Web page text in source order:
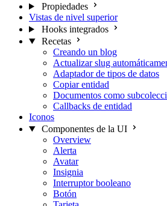
Propiedades
Vistas de nivel superior
Hooks integrados
Recetas
Creando un blog
Actualizar slug
Adaptador de tipos de datos
Copiar entidad
Documentos como
Callbacks de entidad
Iconos
Componentes de la UI
Overview
Alerta
Avatar
Insignia
Interruptor booleano
Botón